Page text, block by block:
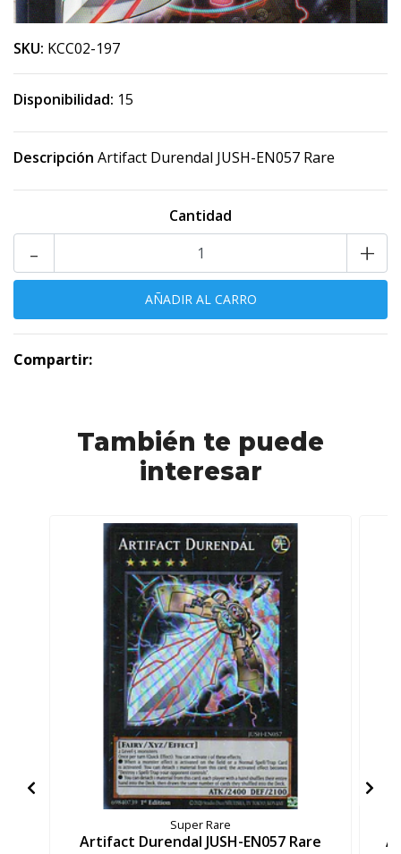
SKU: KCC02-197
Disponibilidad: 15
Descripción Artifact Durendal JUSH-EN057 Rare
Cantidad
+
-
Compartir:
También te puede
interesar
Super Rare
Artifact Durendal JUSH-EN057 Rare